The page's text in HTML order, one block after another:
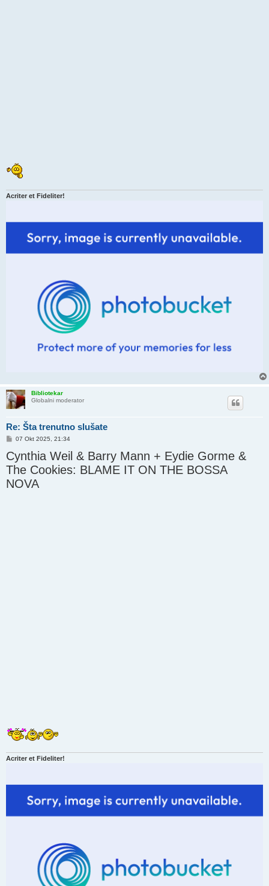
Acriter et Fideliter!
Bibliotekar
Globalni moderator
Re: Šta trenutno slušate
P
s
t
07 Okt 2025, 21:34
Cynthia Weil & Barry Mann + Eydie Gorme &
The Cookies: BLAME IT ON THE BOSSA
NOVA
Acriter et Fideliter!